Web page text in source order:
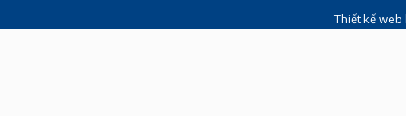
Thiết kế web